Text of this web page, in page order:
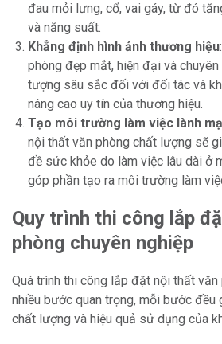
đau mỏi lưng, cổ, vai gáy, từ đó
và năng suất.
Khẳng định hình ảnh thương hiệu
phòng đẹp mắt, hiện đại và
tượng sâu sắc đối với đối tác và
nâng cao uy tín của thương hiệu.
Tạo môi trường làm việc lành
nội thất văn phòng chất lượng sẽ
đề sức khỏe do làm việc lâu dài ở
góp phần tạo ra môi trường làm
Quy trình thi công lắp
phòng chuyên nghiệp
Quá trình thi công lắp đặt nội thất
nhiều bước quan trọng, mỗi bước đều
chất lượng và hiệu quả sử dụng của